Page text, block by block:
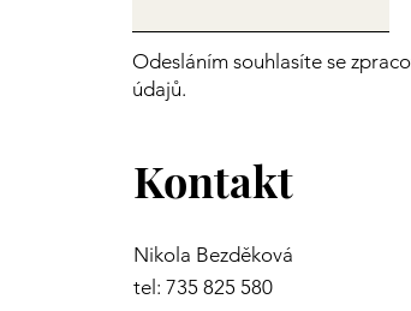
Odesláním souhlasíte se
údajů.
Kontakt
Nikola Bezděková
tel: 735 825 580